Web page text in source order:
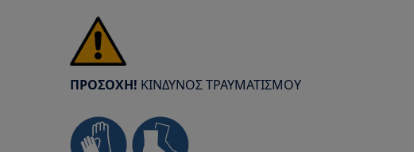
ΠΡΟΣΟΧΗ! ΚΙΝΔΥΝΟΣ ΤΡΑΥΜΑΤΙΣΜΟΥ